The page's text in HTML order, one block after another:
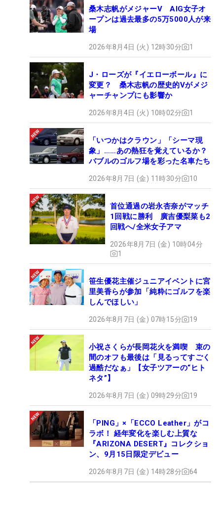
桑木志帆がメジャーV AIG女子オ
ープンは過去最多の5万5000人が来
場
2026年8月4日 (火) 12時30分 1
J・ローズが『イエローボール』に
変更？ 桑木志帆の歴史的Vがメジ
ャーチャンプにも影響か
2026年8月4日 (火) 10時02分 1
「いつかはクラウン」「シーマ現
象」……あの熱狂を覚えているか？
バブルのゴルフ場を彩った名車たち
2026年8月7日 (金) 11時30分 10
首位通過の岩永杏奈がマッチ
1回戦に勝利 廣吉優梨菜も2
回戦へ/全米女子アマ
2026年8月7日 (金) 10時04分
1
笹生優花主催ジュニアイベントに宮
里美香らが参加「純粋にゴルフを楽
しんでほしい」
2026年8月7日 (金) 07時15分 19
小祝さくらが長岡花火を満喫 束の
間のオフも最後は「見るってすごく
過酷だなぁ」【女子ツアーの“ヒト
ネタ”】
2026年8月7日 (金) 09時29分 19
「PING」×「ECCO Leather」がコ
ラボ！ 経年変化を楽しむ上質な
『ARIZONA DESERT』コレクショ
ン、9月15日限定デビュー
2026年8月7日 (金) 14時28分 64